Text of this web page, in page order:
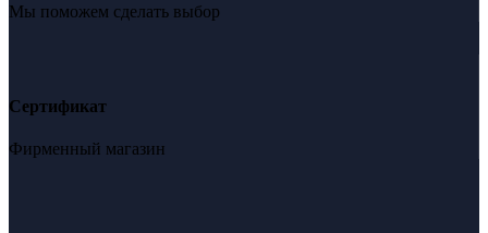
Мы поможем сделать выбор
Сертификат
Фирменный магазин